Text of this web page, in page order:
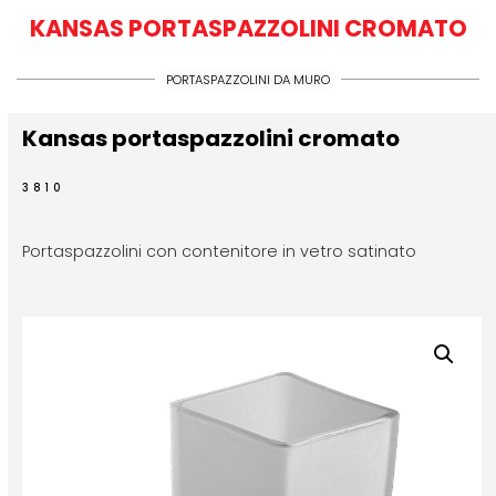
KANSAS PORTASPAZZOLINI CROMATO
PORTASPAZZOLINI DA MURO
Kansas portaspazzolini cromato
3810
Portaspazzolini con contenitore in vetro satinato